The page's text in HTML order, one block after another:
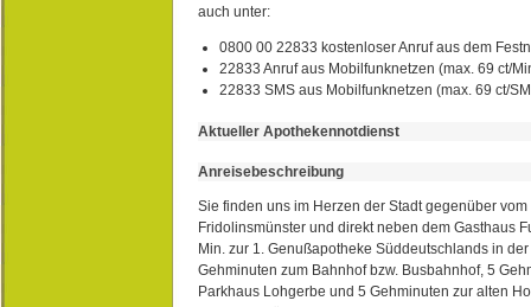
auch unter:
0800 00 22833 kostenloser Anruf aus dem
22833 Anruf aus Mobilfunknetzen (max. 69 ct/
22833 SMS aus Mobilfunknetzen (max. 69 ct/
Aktueller Apothekennotdienst
Anreisebeschreibung
Sie finden uns im Herzen der Stadt gegenüber
Fridolinsmünster und direkt neben dem Gasthaus
Min. zur 1. Genußapotheke Süddeutschlands in
Gehminuten zum Bahnhof bzw. Busbahnhof, 5
Parkhaus Lohgerbe und 5 Gehminuten zur alten